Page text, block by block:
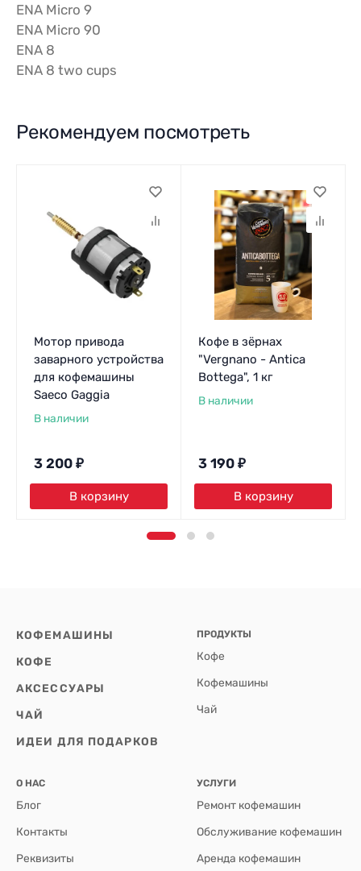
ENA Micro 9
ENA Micro 90
ENA 8
ENA 8 two cups
Рекомендуем посмотреть
Мотор привода
заварного устройства
для кофемашины
Saeco Gaggia
В наличии
3 200 ₽
В корзину
Кофе в зёрнах
"Vergnano - Antica
Bottega", 1 кг
В наличии
3 190 ₽
В корзину
КОФЕМАШИНЫ
КОФЕ
АКСЕССУАРЫ
ЧАЙ
ИДЕИ ДЛЯ ПОДАРКОВ
ПРОДУКТЫ
Кофе
Кофемашины
Чай
О НАС
Блог
Контакты
Реквизиты
УСЛУГИ
Ремонт кофемашин
Обслуживание кофемашин
Аренда кофемашин